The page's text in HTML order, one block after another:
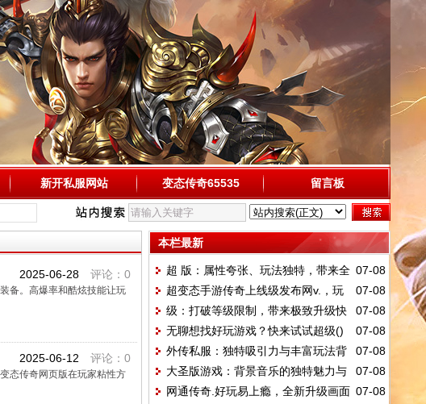
新开私服网站 变态传奇65535 留言板
2025-06-28评论：0
备。高爆率和酷炫技能让玩
2025-06-12 评论：0
态传奇网页版在玩家粘性方
本栏最新
07-08
超 版：属性夸张、玩法独特，带来全
新体验
07-08
超变态手游传奇上线级发布网v.，玩
法超丰富
07-08
级：打破等级限制，带来极致升级快
感？
07-08
无聊想找好玩游戏？快来试试超级()
v.！附礼包码
07-08
外传私服：独特吸引力与丰富玩法背
后的危害？
07-08
大圣版游戏：背景音乐的独特魅力与
特色
07-08
网通传奇.好玩易上瘾，全新升级画面